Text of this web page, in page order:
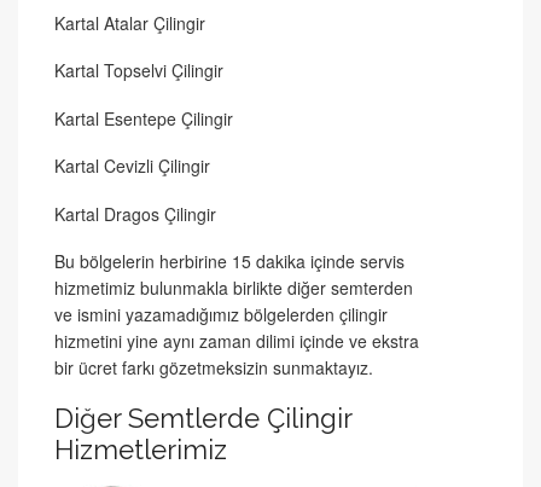
Kartal Atalar Çilingir
Kartal Topselvi Çilingir
Kartal Esentepe Çilingir
Kartal Cevizli Çilingir
Kartal Dragos Çilingir
Bu bölgelerin herbirine 15 dakika içinde servis
hizmetimiz bulunmakla birlikte diğer semterden
ve ismini yazamadığımız bölgelerden çilingir
hizmetini yine aynı zaman dilimi içinde ve ekstra
bir ücret farkı gözetmeksizin sunmaktayız.
Diğer Semtlerde Çilingir
Hizmetlerimiz